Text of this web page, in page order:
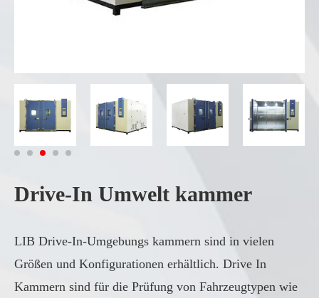
Drive-In Umwelt kammer
LIB Drive-In-Umgebungs kammern sind in vielen
Größen und Konfigurationen erhältlich. Drive In
Kammern sind für die Prüfung von Fahrzeugtypen wie